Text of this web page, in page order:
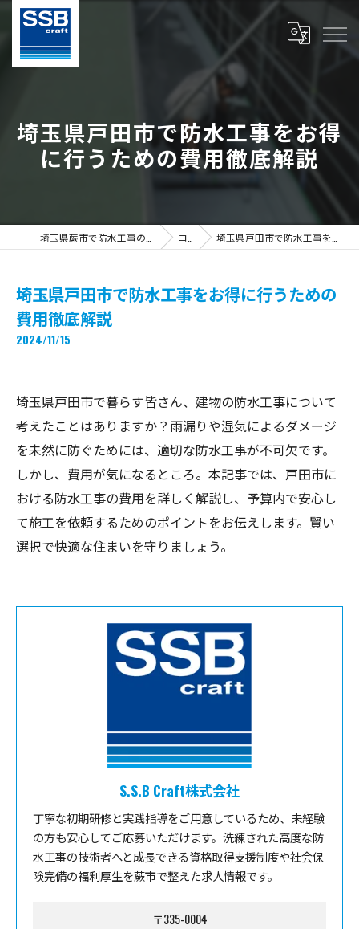
埼玉県戸田市で防水工事をお得
に行うための費用徹底解説
コラム 埼玉県戸田市で防水工事をお得に行うための費用徹底解説
埼玉県戸田市で防水工事をお得に行うための
費用徹底解説
2024/11/15
埼玉県戸田市で暮らす皆さん、建物の防水工事について
考えたことはありますか？雨漏りや湿気によるダメージ
を未然に防ぐためには、適切な防水工事が不可欠です。
しかし、費用が気になるところ。本記事では、戸田市に
おける防水工事の費用を詳しく解説し、予算内で安心し
て施工を依頼するためのポイントをお伝えします。賢い
選択で快適な住まいを守りましょう。
S.S.B Craft株式会社
丁寧な初期研修と実践指導をご用意しているため、未経験
の方も安心してご応募いただけます。洗練された高度な防
水工事の技術者へと成長できる資格取得支援制度や社会保
険完備の福利厚生を蕨市で整えた求人情報です。
〒335-0004